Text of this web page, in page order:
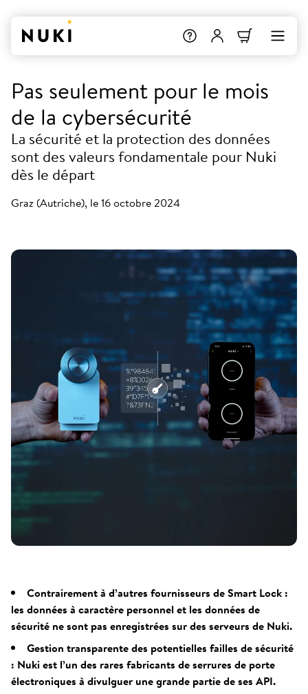
Pas seulement pour le mois
de la cybersécurité
La sécurité et la protection des données
sont des valeurs fondamentale pour Nuki
dès le départ
Graz (Autriche), le 16 octobre 2024
Contrairement à d’autres fournisseurs de Smart Lock :
les données à caractère personnel et les données de
sécurité ne sont pas enregistrées sur des serveurs de Nuki.
Gestion transparente des potentielles failles de sécurité
: Nuki est l’un des rares fabricants de serrures de porte
électroniques à divulguer une grande partie de ses API.